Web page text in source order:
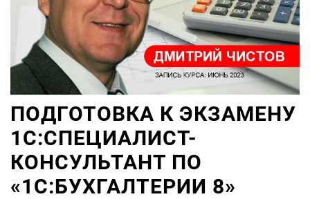
ПОДГОТОВКА К ЭКЗАМЕНУ
1С:СПЕЦИАЛИСТ-
КОНСУЛЬТАНТ ПО
«1С:БУХГАЛТЕРИИ 8»